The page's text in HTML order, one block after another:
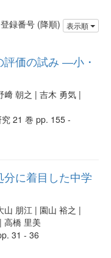
登録番号 (降順) 表示順
評価の試み ―小・
﨑 朝之 | 吉木 勇気 |
21 巻 pp. 155 -
に着目した中学
山 朋江 | 園山 裕之 |
高橋 里美
31 - 36